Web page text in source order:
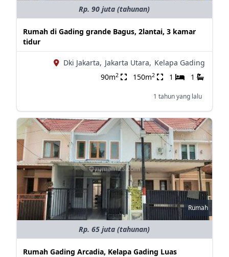
Rp. 90 juta (tahunan)
Rumah di Gading grande Bagus, 2lantai, 3 kamar
tidur
Dki Jakarta, Jakarta Utara, Kelapa Gading
90m2 150m2 1 1
1 tahun yang lalu
Rumah
Rp. 65 juta (tahunan)
Rumah Gading Arcadia, Kelapa Gading Luas